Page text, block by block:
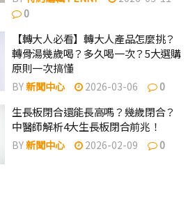
0
【轉大人必看】轉大人產品怎麼挑？
轉骨湯幾歲喝？多久喝一次？5大選購
原則一次搞懂
BY新聞中心 2026-03-06 0
生長板閉合還能長高嗎？幾歲閉合？
中醫師解析4大生長板閉合前兆！
BY新聞中心 2026-02-09 0